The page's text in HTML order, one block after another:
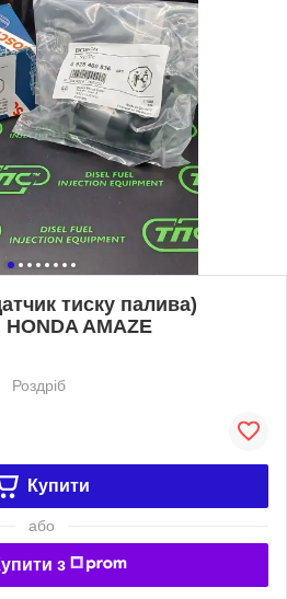
тиску палива)
AMAZE
Роздріб
Купити
або
з